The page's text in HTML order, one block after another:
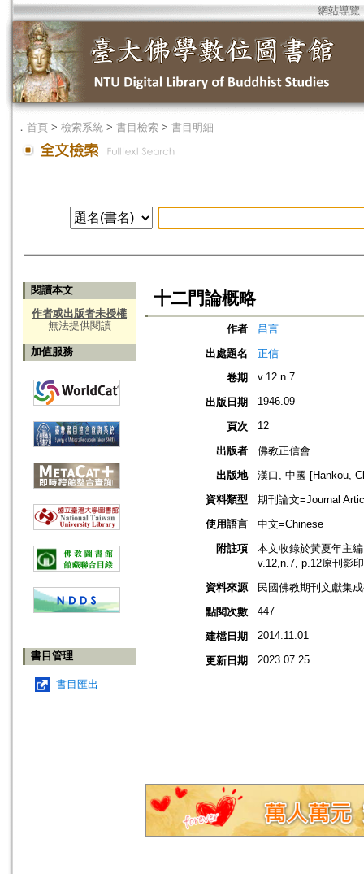
網站導覽
． 首頁 > 檢索系統 > 書目檢索 > 書目明細
閱讀本文
作者或出版者未授權
無法提供閱讀
加值服務
書目管理
書目匯出
十二門論概略
作者
昌言
出處題名
正信
卷期
v.12 n.7
出版日期 1946.09
頁次 12
出版者
佛教正信會
出版地
漢口, 中國 [Hankou,
資料類型
期刊論文=Journal
使用語言
中文=Chinese
附註項
本文收錄於黃夏年主
v.12,n.7, p.12原刊影
資料來源
民國佛教期刊文獻集
點閱次數
447
建檔日期 2014.11.01
更新日期 2023.07.25